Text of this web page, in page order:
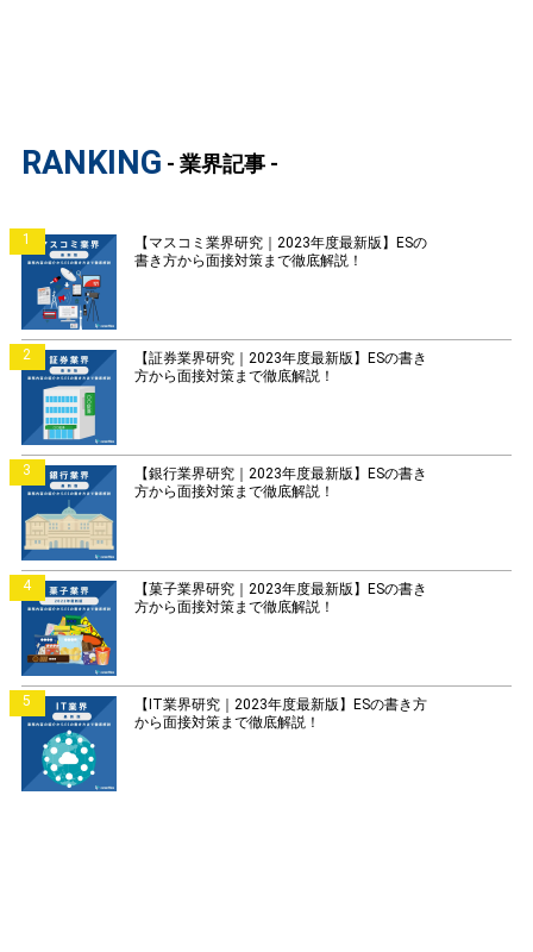
RANKING - 業界記事 -
1
【マスコミ業界研究｜2023年度最新版】ESの
書き方から面接対策まで徹底解説！
2
【証券業界研究｜2023年度最新版】ESの書き
方から面接対策まで徹底解説！
3
【銀行業界研究｜2023年度最新版】ESの書き
方から面接対策まで徹底解説！
4
【菓子業界研究｜2023年度最新版】ESの書き
方から面接対策まで徹底解説！
5
【IT業界研究｜2023年度最新版】ESの書き方
から面接対策まで徹底解説！